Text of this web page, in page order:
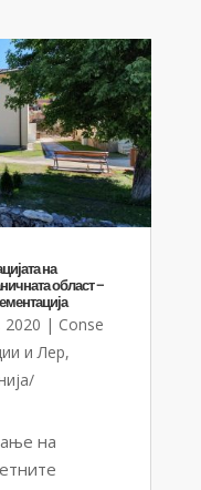
на
област –
2020 | Conse
и Лер,
на